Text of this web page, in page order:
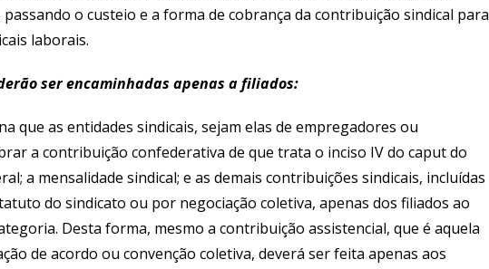
o custeio e a forma de cobrança da contribuição sindical para
laborais.
ser encaminhadas apenas a filiados:
que as entidades sindicais, sejam elas de empregadores ou
a contribuição confederativa de que trata o inciso IV do caput do
a mensalidade sindical; e as demais contribuições sindicais, incluídas
do sindicato ou por negociação coletiva, apenas dos filiados ao
Desta forma, mesmo a contribuição assistencial, que é aquela
de acordo ou convenção coletiva, deverá ser feita apenas aos